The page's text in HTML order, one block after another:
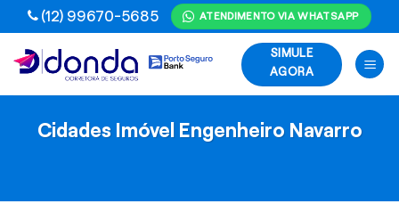
Skip
to
content
(12) 99670-5685 ATENDIMENTO VIA WHATSAPP
SIMULE
AGORA
Cidades Imóvel Engenheiro Navarro